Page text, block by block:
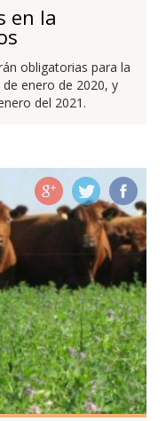
en la
obligatorias para la
enero de 2020, y
del 2021.